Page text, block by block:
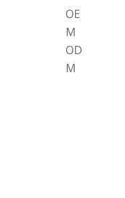
OE
M
OD
M